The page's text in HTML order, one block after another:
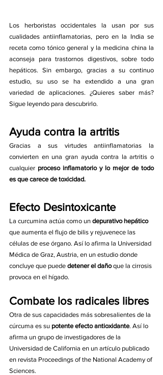
Los herboristas occidentales la usan por sus
cualidades antiinflamatorias, pero en la India se
receta como tónico general y la medicina china la
aconseja para trastornos digestivos, sobre todo
hepáticos. Sin embargo, gracias a su continuo
estudio, su uso se ha extendido a una gran
variedad de aplicaciones. ¿Quieres saber más?
Sigue leyendo para descubrirlo.
Ayuda contra la artritis
Gracias a sus virtudes antiinflamatorias la
convierten en una gran ayuda contra la artritis o
cualquier proceso inflamatorio y lo mejor de todo
es que carece de toxicidad.
Efecto Desintoxicante
La curcumina actúa como un depurativo hepático
que aumenta el flujo de bilis y rejuvenece las
células de ese órgano. Así lo afirma la Universidad
Médica de Graz, Austria, en un estudio donde
concluye que puede detener el daño que la cirrosis
provoca en el hígado.
Combate los radicales libres
Otra de sus capacidades más sobresalientes de la
cúrcuma es su potente efecto antioxidante. Así lo
afirma un grupo de investigadores de la
Universidad de California en un artículo publicado
en revista Proceedings of the National Academy of
Sciences.